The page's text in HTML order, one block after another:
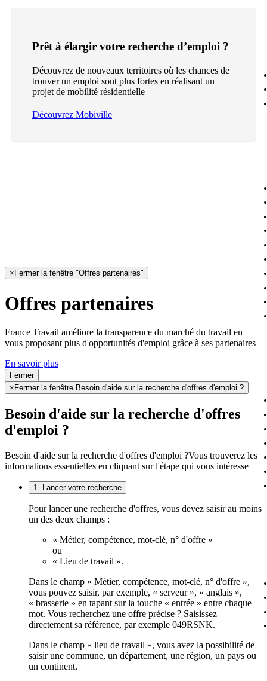
Prêt à élargir votre recherche d’emploi ?
Découvrez de nouveaux territoires où les chances de
trouver un emploi sont plus fortes en réalisant un
projet de mobilité résidentielle
Découvrez Mobiville
× Fermer la fenêtre "Offres partenaires"
Offres partenaires
France Travail améliore la transparence du marché du travail en
vous proposant plus d'opportunités d'emploi grâce à ses partenaires
En savoir plus
Fermer
× Fermer la fenêtre Besoin d'aide sur la recherche d'offres d'emploi ?
Besoin d'aide sur la recherche d'offres
d'emploi ?
Besoin d'aide sur la recherche d'offres d'emploi ?Vous trouverez les
informations essentielles en cliquant sur l'étape qui vous intéresse
1. Lancer votre recherche
Pour lancer une recherche d'offres, vous devez saisir au moins
un des deux champs :
« Métier, compétence, mot-clé, n° d'offre »
ou
« Lieu de travail ».
Dans le champ « Métier, compétence, mot-clé, n° d'offre »,
vous pouvez saisir, par exemple, « serveur », « anglais »,
« brasserie » en tapant sur la touche « entrée » entre chaque
mot. Vous recherchez une offre précise ? Saisissez
directement sa référence, par exemple 049RSNK.
Dans le champ « lieu de travail », vous avez la possibilité de
saisir une commune, un département, une région, un pays ou
un continent.